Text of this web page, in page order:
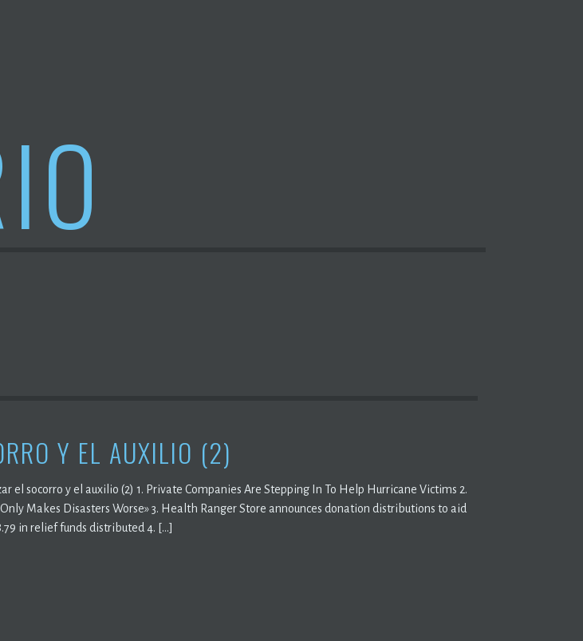
Y EL AUXILIO (2)
el socorro y el auxilio (2) 1. Private Companies Are Stepping In To Help Hurricane Victims 2.
Only Makes Disasters Worse» 3. Health Ranger Store announces donation distributions to aid
in relief funds distributed 4. […]